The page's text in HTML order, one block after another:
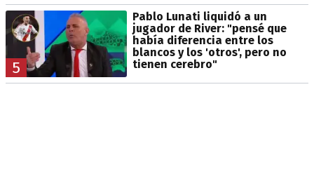
5
Pablo Lunati liquidó a un
jugador de River: "pensé que
había diferencia entre los
blancos y los 'otros', pero no
tienen cerebro"